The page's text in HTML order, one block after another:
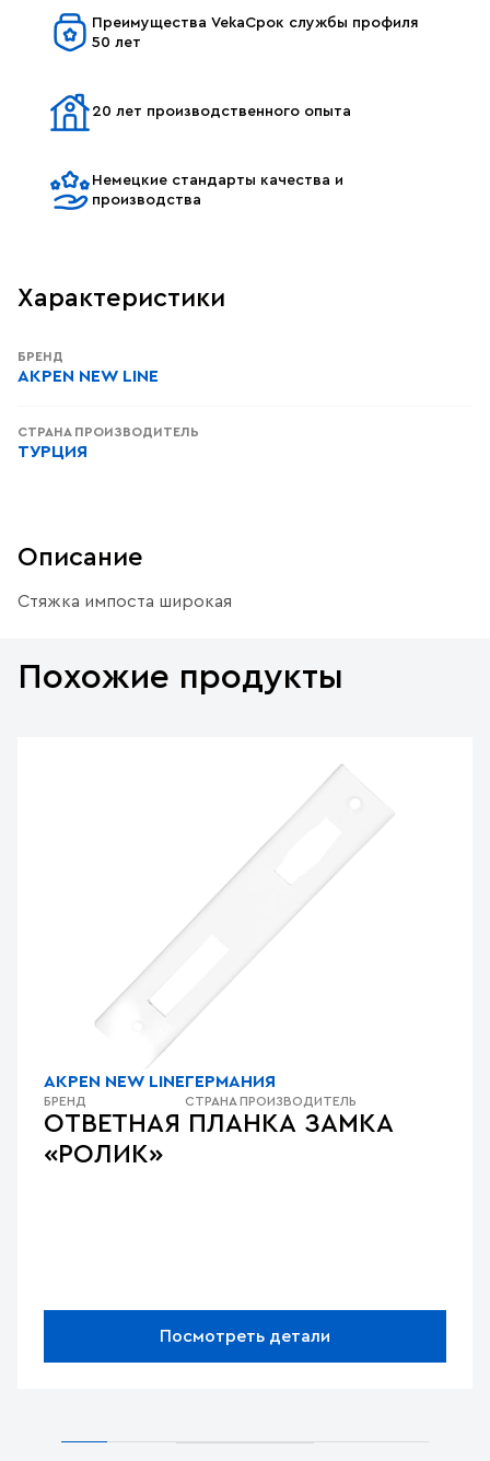
Преимущества VekaСрок службы профиля
50 лет
20 лет производственного опыта
Немецкие стандарты качества и
производства
Характеристики
БРЕНД
AKPEN NEW LINE
СТРАНА ПРОИЗВОДИТЕЛЬ
ТУРЦИЯ
Описание
Стяжка импоста широкая
Похожие продукты
ОТВЕТНАЯ ПЛАНКА ЗАМКА
«РОЛИК»
AKPEN NEW LINE
БРЕНД
ГЕРМАНИЯ
СТРАНА ПРОИЗВОДИТЕЛЬ
Посмотреть детали